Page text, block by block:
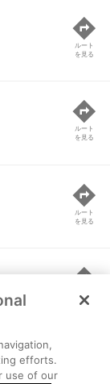
ルート
を見る
ルート
を見る
ルート
を見る
ルート
を見る
efforts.
use of our